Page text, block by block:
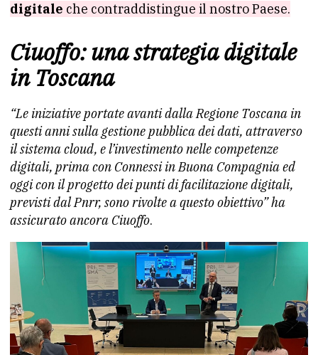
digitale che contraddistingue il nostro Paese.
Ciuoffo: una strategia digitale
in Toscana
“Le iniziative portate avanti dalla Regione Toscana in
questi anni sulla gestione pubblica dei dati, attraverso
il sistema cloud, e l’investimento nelle competenze
digitali, prima con Connessi in Buona Compagnia ed
oggi con il progetto dei punti di facilitazione digitali,
previsti dal Pnrr, sono rivolte a questo obiettivo” ha
assicurato ancora Ciuoffo.